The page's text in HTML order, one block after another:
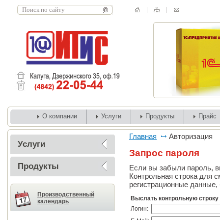
О компании Услуги Продукты Прайс
Услуги
Продукты
Производственный
календарь
Главная Авторизация
Запрос пароля
Если вы забыли пароль,
Контрольная строка для
регистрационные
Выслать контрольную строку
Логин: